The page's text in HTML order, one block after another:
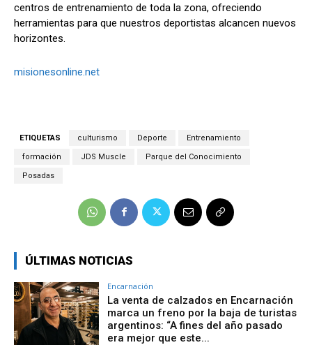
centros de entrenamiento de toda la zona, ofreciendo
herramientas para que nuestros deportistas alcancen nuevos
horizontes.
misionesonline.net
ETIQUETAS culturismo Deporte Entrenamiento
formación JDS Muscle Parque del Conocimiento
Posadas
ÚLTIMAS NOTICIAS
Encarnación
La venta de calzados en Encarnación
marca un freno por la baja de turistas
argentinos: “A fines del año pasado
era mejor que este...